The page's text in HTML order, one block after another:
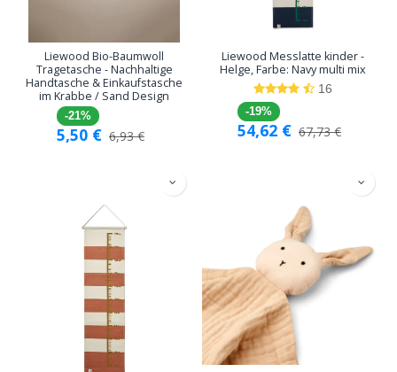
Liewood Bio-Baumwoll
Tragetasche - Nachhaltige
Handtasche & Einkaufstasche
im Krabbe / Sand Design
-21%
5,50 € 6,93€
Liewood Messlatte kinder -
Helge, Farbe: Navy multi mix
16
-19%
54,62 € 67,73€